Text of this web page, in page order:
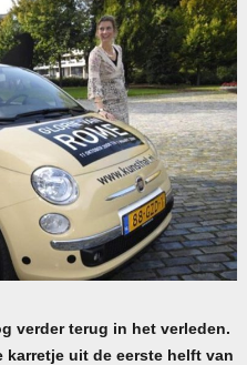
verder terug in het verleden.
uit de eerste helft van